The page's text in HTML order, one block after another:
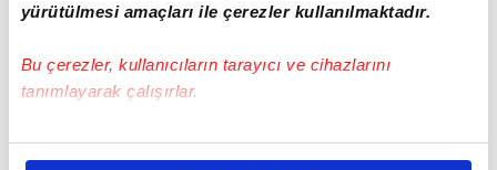
yürütülmesi amaçları ile çerezler kullanılmaktadır.
Bu çerezler, kullanıcıların tarayıcı ve cihazlarını
tanımlayarak çalışırlar.
Bu çerezlere izin vermeniz halinde sizlere özel